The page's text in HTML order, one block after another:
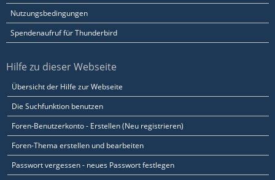
Nutzungsbedingungen
Spendenaufruf für Thunderbird
Hilfe zu dieser Webseite
Übersicht der Hilfe zur Webseite
Die Suchfunktion benutzen
Foren-Benutzerkonto - Erstellen (Neu registrieren)
Foren-Thema erstellen und bearbeiten
Passwort vergessen - neues Passwort festlegen